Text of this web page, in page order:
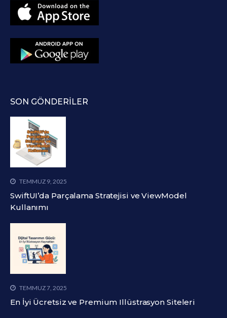
SON GÖNDERILER
TEMMUZ 9, 2025
SwiftUI’da Parçalama Stratejisi ve ViewModel
Kullanımı
TEMMUZ 7, 2025
En İyi Ücretsiz ve Premium Illüstrasyon Siteleri